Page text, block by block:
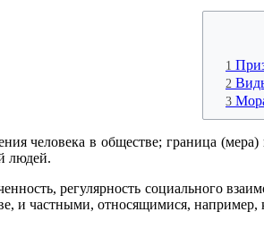
1
2
3
человека в обществе; граница
людей.
регулярность социального
и частными, относящимися, например,